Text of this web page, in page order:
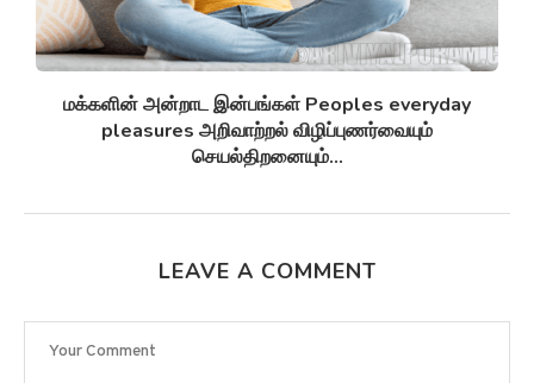
சுழல் விண்மீன் திரள்கள் Spiral galaxies விண்மீன்
சுழல்களாக மாறுவதற்கு முன்பு...